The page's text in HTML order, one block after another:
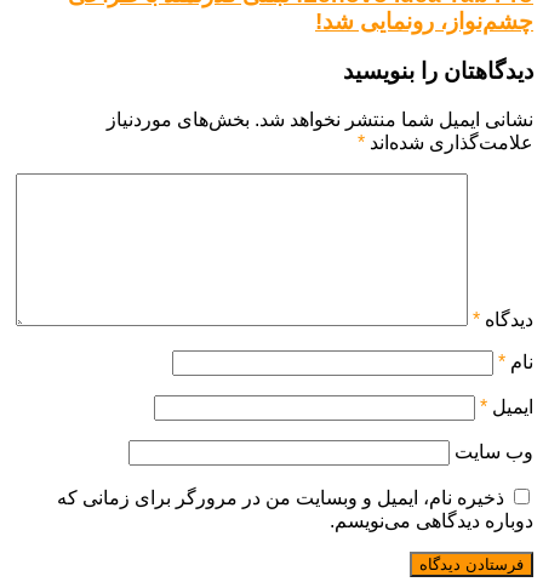
چشم‌نواز، رونمایی شد!
دیدگاهتان را بنویسید
نشانی ایمیل شما منتشر نخواهد شد. بخش‌های موردنیاز
علامت‌گذاری شده‌اند *
دیدگاه *
نام *
ایمیل *
وب‌ سایت
ذخیره نام، ایمیل و وبسایت من در مرورگر برای زمانی که
دوباره دیدگاهی می‌نویسم.